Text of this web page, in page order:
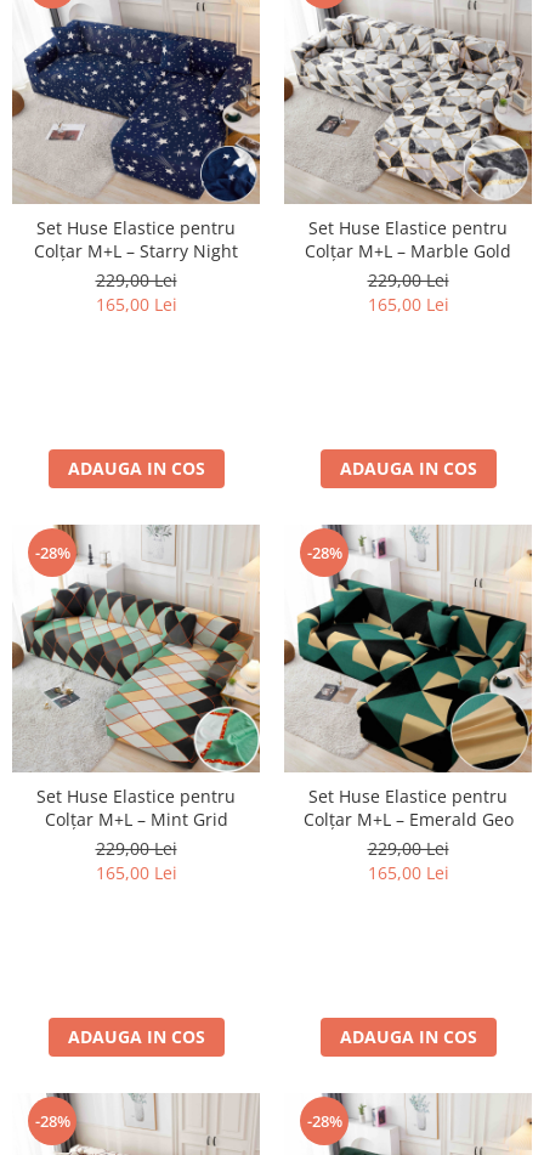
Set Huse Elastice pentru
Colțar M+L – Starry Night
229,00 Lei
165,00 Lei
ADAUGA IN COS
Set Huse Elastice pentru
Colțar M+L – Marble Gold
229,00 Lei
165,00 Lei
ADAUGA IN COS
-28%
Set Huse Elastice pentru
Colțar M+L – Mint Grid
229,00 Lei
165,00 Lei
ADAUGA IN COS
-28%
Set Huse Elastice pentru
Colțar M+L – Emerald Geo
229,00 Lei
165,00 Lei
ADAUGA IN COS
-28% -28%